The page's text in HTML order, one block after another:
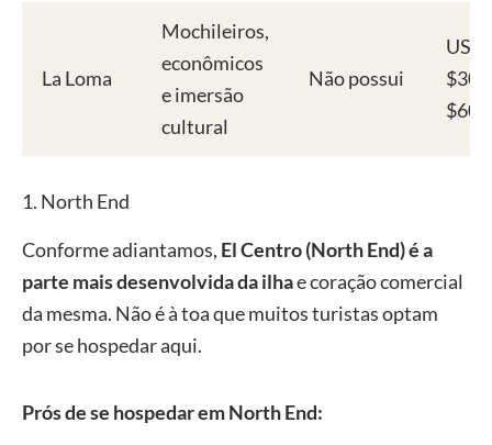
La Loma
Mochileiros,
econômicos
e imersão
cultural
Não possui
USD
$30 a
$60
1. North End
Conforme adiantamos, El Centro (North End) é a
parte mais desenvolvida da ilhae coração comercial
da mesma. Não é à toa que muitos turistas optam
por se hospedar aqui.
Prós de se hospedar em North End: